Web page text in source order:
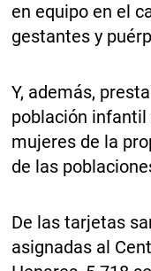
en equipo en el
gestantes y
Y, además,
población infantil
mujeres de la
de las
De las tarjetas
asignadas al